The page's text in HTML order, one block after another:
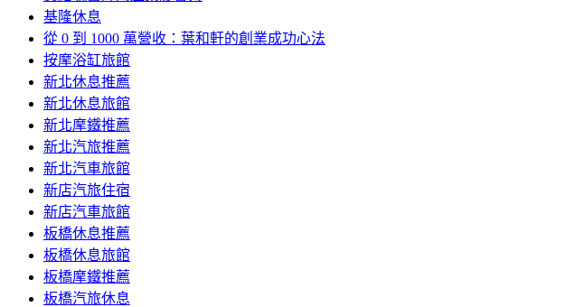
基隆休息
從 0 到 1000 萬營收：葉和軒的創業成功心法
按摩浴缸旅館
新北休息推薦
新北休息旅館
新北摩鐵推薦
新北汽旅推薦
新北汽車旅館
新店汽旅住宿
新店汽車旅館
板橋休息推薦
板橋休息旅館
板橋摩鐵推薦
板橋汽旅休息